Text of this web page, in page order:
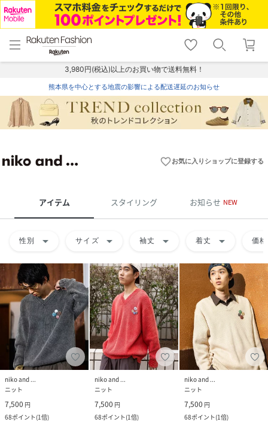
menu home
トップ
shopping_cart lock_outline
ログイン
3,980円(税込)以上のお買い物で送料無料！
熊本県を中心とする地震の影響による配送遅延のお知らせ
favorite_borderお気に入りショップに登録する
アイテム スタイリング お知らせ NEW
性別 arrow_drop_down サイズ arrow_drop_down 袖丈 arrow_drop_down 着丈 arrow_drop_down 価格
niko and ...
ニット
7,500 円
68ポイント(1倍)
niko and ...
ニット
7,500 円
68ポイント(1倍)
niko and ...
ニット
7,500 円
68ポイント(1倍)